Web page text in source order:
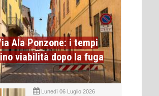
Ala Ponzone: i tempi
viabilità dopo la fuga
Lunedì 06 Luglio 2026